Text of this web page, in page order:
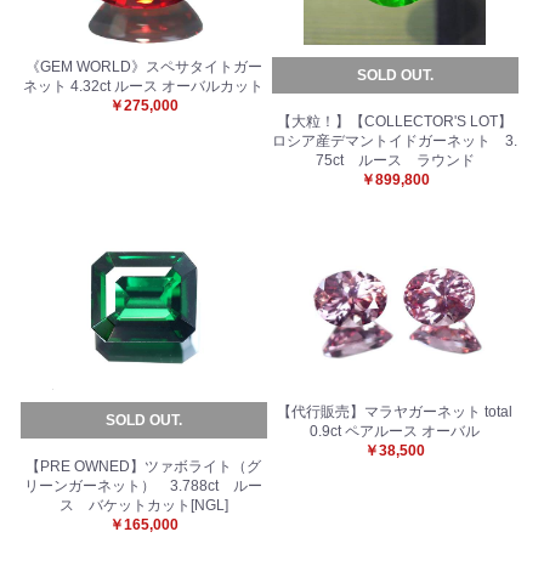
《GEM WORLD》スペサタイトガー
ネット 4.32ct ルース オーバルカット
￥275,000
SOLD OUT.
【大粒！】【COLLECTOR'S LOT】
ロシア産デマントイドガーネット 3.
75ct ルース ラウンド
￥899,800
SOLD OUT.
【PRE OWNED】ツァボライト（グ
リーンガーネット） 3.788ct ルー
ス バケットカット[NGL]
￥165,000
【代行販売】マラヤガーネット total
0.9ct ペアルース オーバル
￥38,500